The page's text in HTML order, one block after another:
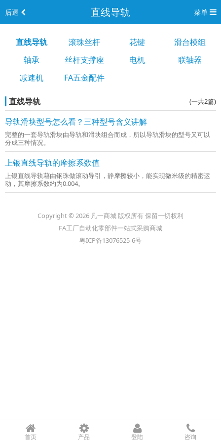
后退 直线导轨 菜单
直线导轨 滚珠丝杆 花键
滑台模组
轴承
丝杆支撑座 电机
联轴器
减速机
FA五金配件
直线导轨 (一共2篇)
导轨滑块型号怎么看？三种型号含义讲解
完整的一套导轨滑块由导轨和滑块组合而成，所以导轨滑块的型号又可以
分成三种情况。
上银直线导轨的摩擦系数值
上银直线导轨藉由钢珠做滚动导引，静摩擦较小，能实现微米级的精密运
动，其摩擦系数约为0.004。
Copyright © 2026 凡一商城 版权所有 保留一切权利
FA工厂自动化零部件一站式采购商城
粤ICP备13076525-6号
首页 产品 登陆 咨询